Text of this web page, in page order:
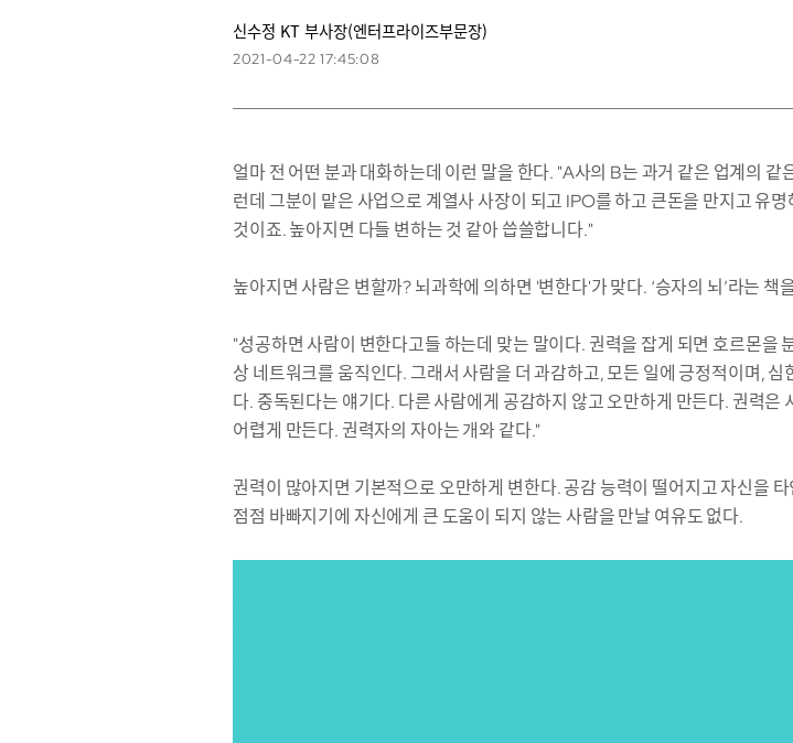
얼마 전 어떤 분과 대화하는데 이런 말을 한다. "A사의 B는 과거 같은 업계의
런데 그분이 맡은 사업으로 계열사 사장이 되고 IPO를 하고 큰돈을 만지고 유
것이죠. 높아지면 다들 변하는 것 같아 씁쓸합니다."
높아지면 사람은 변할까? 뇌과학에 의하면 '변한다'가 맞다. ‘승자의 뇌’라는
"성공하면 사람이 변한다고들 하는데 맞는 말이다. 권력을 잡게 되면 호르몬
상 네트워크를 움직인다. 그래서 사람을 더 과감하고, 모든 일에 긍정적이며,
다. 중독된다는 얘기다. 다른 사람에게 공감하지 않고 오만하게 만든다. 권력
어렵게 만든다. 권력자의 자아는 개와 같다."
권력이 많아지면 기본적으로 오만하게 변한다. 공감 능력이 떨어지고 자신을
점점 바빠지기에 자신에게 큰 도움이 되지 않는 사람을 만날 여유도 없다.
신수정 KT 부사장(엔터프라이즈부문장)
2021-04-22 17:45:08